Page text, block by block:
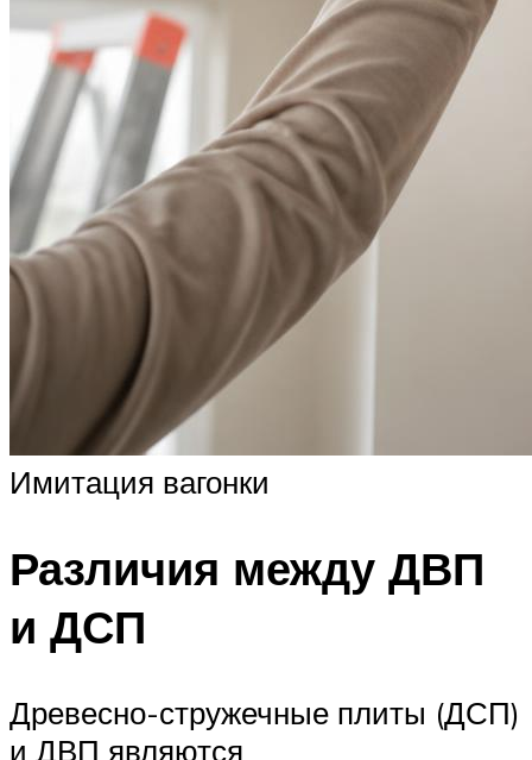
Имитация вагонки
Различия между ДВП
и ДСП
Древесно-стружечные плиты (ДСП)
и ДВП являются